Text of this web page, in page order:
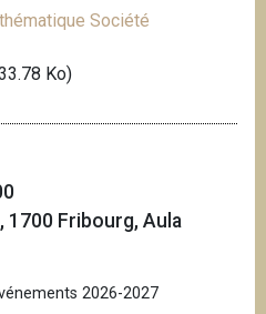
Société
Ko)
1700 Fribourg, Aula
2026-2027